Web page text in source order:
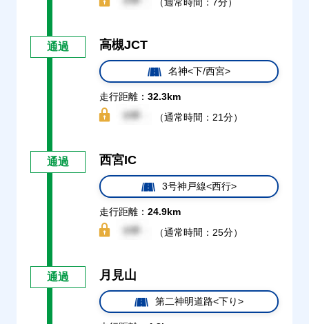
通過 高槻JCT
名神<下/西宮>
走行距離： 32.3km
（通常時間：21分）
通過 西宮IC
3号神戸線<西行>
走行距離： 24.9km
（通常時間：25分）
通過 月見山
第二神明道路<下り>